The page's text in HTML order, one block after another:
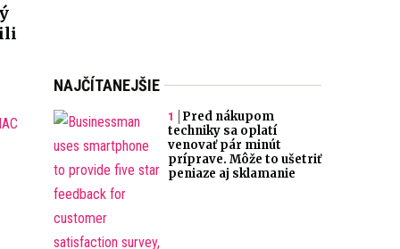
NAJČÍTANEJŠIE
Pred nákupom
techniky sa oplatí
venovať pár minút
príprave. Môže to ušetriť
peniaze aj sklamanie